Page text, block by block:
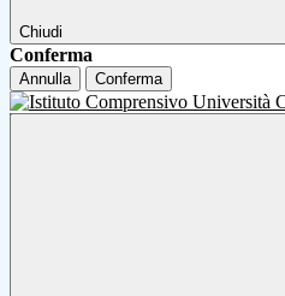
Chiudi
Conferma
Annulla Conferma